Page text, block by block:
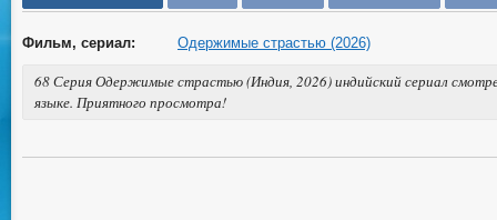
Фильм, сериал: Одержимые страстью (2026)
68 Серия Одержимые страстью (Индия, 2026) индийский сериал
языке. Приятного просмотра!